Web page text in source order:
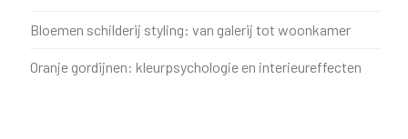
Bloemen schilderij styling: van galerij tot woonkamer
Oranje gordijnen: kleurpsychologie en interieureffecten